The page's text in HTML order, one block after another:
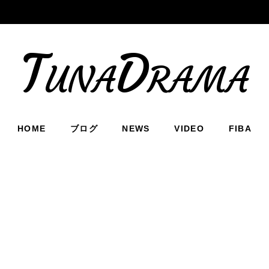
TunaDrama
HOME ブログ NEWS VIDEO FIBA